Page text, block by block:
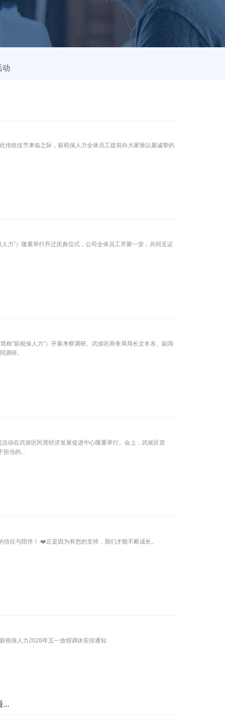
动
传统佳节来临之际，薪税保人力全体员工提前向大家致以最诚挚的
力”）隆重举行乔迁庆典仪式，公司全体员工齐聚一堂，共同见证
“薪税保人力”）开展考察调研。武侯区商务局局长文冬东、副局
调研。
动在武侯区民营经济发展促进中心隆重举行。会上，武侯区首
当的...
任与陪伴！ ❤️正是因为有您的支持，我们才能不断成长。
税保人力2026年五一放假调休安排通知
...